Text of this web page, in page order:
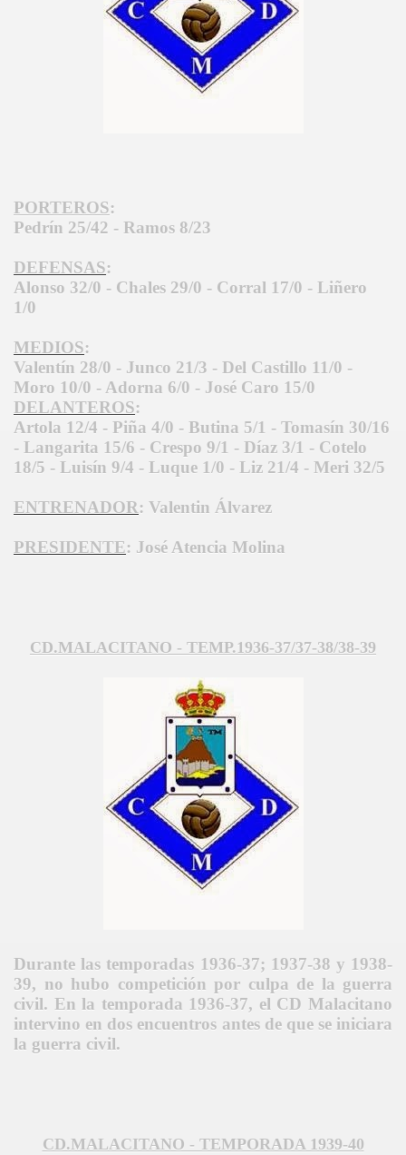
PORTEROS:
Pedrín 25/42 - Ramos 8/23
DEFENSAS:
Alonso 32/0 - Chales 29/0 - Corral 17/0 - Liñero
1/0
MEDIOS:
Valentín 28/0 - Junco 21/3 - Del Castillo 11/0 -
Moro 10/0 - Adorna 6/0 - José Caro 15/0
DELANTEROS:
Artola 12/4 - Piña 4/0 - Butina 5/1 - Tomasín 30/16
- Langarita 15/6 - Crespo 9/1 - Díaz 3/1 - Cotelo
18/5 - Luisín 9/4 - Luque 1/0 - Liz 21/4 - Meri 32/5
ENTRENADOR: Valentin Álvarez
PRESIDENTE: José Atencia Molina
CD.MALACITANO - TEMP.1936-37/37-38/38-39
Durante las temporadas 1936-37; 1937-38 y 1938-
39, no hubo competición por culpa de la guerra
civil. En la temporada 1936-37, el CD Malacitano
intervino en dos encuentros antes de que se iniciara
la guerra civil.
CD.MALACITANO - TEMPORADA 1939-40